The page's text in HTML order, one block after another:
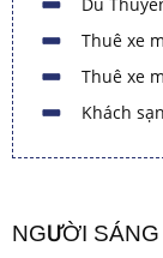
Du
Thuê xe
Thuê xe
Khách
NGƯỜI